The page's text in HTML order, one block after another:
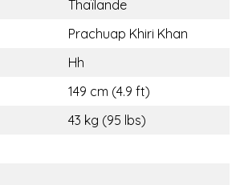
Thaïlande
Prachuap Khiri Khan
Hh
149 cm (4.9 ft)
43 kg (95 lbs)